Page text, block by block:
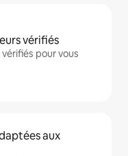
vérifiés
pour vous
aux